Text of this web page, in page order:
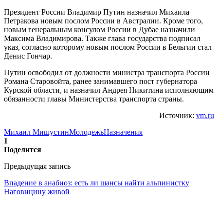
Президент России Владимир Путин назначил Михаила
Петракова новым послом России в Австралии. Кроме того,
новым генеральным консулом России в Дубае назначили
Максима Владимирова. Также глава государства подписал
указ, согласно которому новым послом России в Бельгии стал
Денис Гончар.
Путин освободил от должности министра транспорта России
Романа Старовойта, ранее занимавшего пост губернатора
Курской области, и назначил Андрея Никитина исполняющим
обязанности главы Министерства транспорта страны.
Источник: vm.ru
Михаил МишустинМолодежьНазначения
1
Поделится
Предыдущая запись
Впадение в анабиоз: есть ли шансы найти альпинистку
Наговицину живой